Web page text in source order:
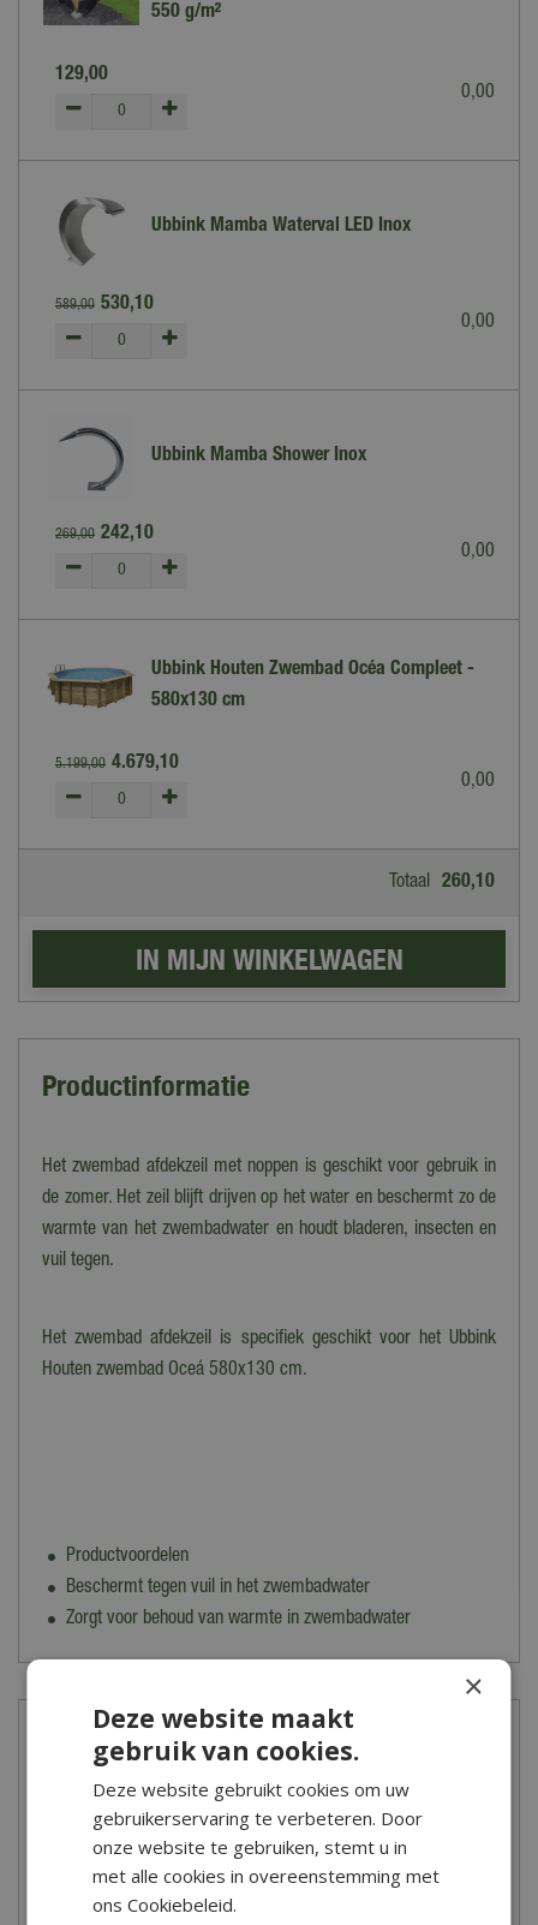
550 g/m²
129,00
0,00
Ubbink Mamba Waterval LED Inox
589,00 530,10
0,00
Ubbink Mamba Shower Inox
269,00 242,10
0,00
Ubbink Houten Zwembad Océa Compleet -
580x130 cm
5.199,00 4.679,10
0,00
Totaal 260,10
Productinformatie
Het zwembad afdekzeil met noppen is geschikt voor gebruik in
de zomer. Het zeil blijft drijven op het water en beschermt zo de
warmte van het zwembadwater en houdt bladeren, insecten en
vuil tegen.
Het zwembad afdekzeil is specifiek geschikt voor het Ubbink
Houten zwembad Oceá 580x130 cm.
Productvoordelen
Beschermt tegen vuil in het zwembadwater
Zorgt voor behoud van warmte in zwembadwater
Specificaties
Artikelnummer
662643
EAN code
3700151480412
×
Deze website maakt
gebruik van cookies.
Deze website gebruikt cookies om uw
gebruikerservaring te verbeteren. Door
onze website te gebruiken, stemt u in
met alle cookies in overeenstemming met
ons Cookiebeleid.